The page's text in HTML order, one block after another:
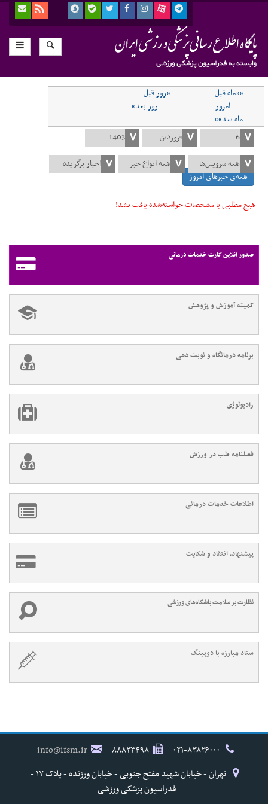
««ماه قبل
«روز قبل
امروز
روز بعد»
ماه بعد»»
همه‌ی خبرهای امروز
هیچ مطلبی با مشخصات خواسته‌شده یافت نشد!
صدور آنلاین کارت خدمات درمانی
کمیته آموزش و پژوهش
برنامه درمانگاه و نوبت دهی
رادیولوژی
فصلنامه طب در ورزش
اطلاعات خدمات درمانی
پیشنهاد، انتقاد و شکایت
نظارت بر سلامت باشگاه‌های ورزشی
ستاد مبارزه با دوپینگ
۸۸۸۳۳۴۹۸
info@ifsm.ir
تهران - خیابان شهید مفتح جنوبی - خیابان ورزنده - پلاک ۱۷ -
فدراسیون پزشکی ورزشی